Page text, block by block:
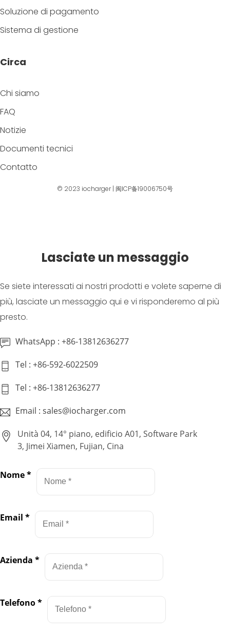
Soluzione di pagamento
Sistema di gestione
Circa
Chi siamo
FAQ
Notizie
Documenti tecnici
Contatto
© 2023 iocharger| 闽ICP备19006750号
Lasciate un messaggio
Se siete interessati ai nostri prodotti e volete saperne di
più, lasciate un messaggio qui e vi risponderemo al più
presto.
WhatsApp : +86-13812636277
Tel : +86-592-6022509
Tel : +86-13812636277
Email : sales@iocharger.com
Unità 04, 14° piano, edificio A01, Software Park
3, Jimei Xiamen, Fujian, Cina
Nome*
Email *
Azienda *
Telefono*